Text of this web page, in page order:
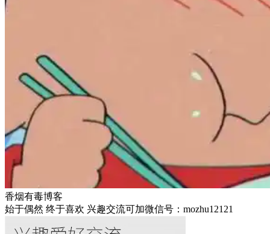
香烟有毒博客
始于偶然 终于喜欢 兴趣交流可加微信号：mozhu12121